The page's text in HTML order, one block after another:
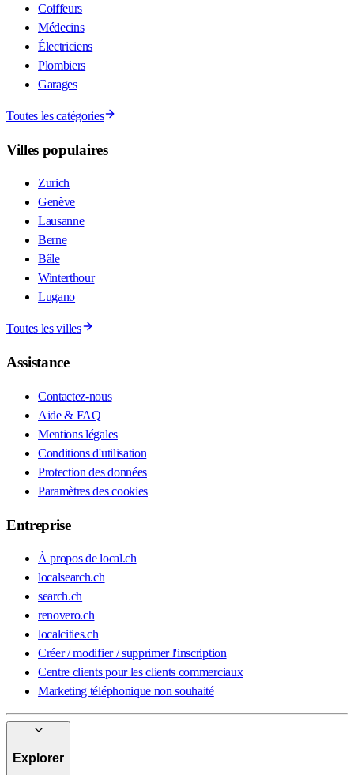
Coiffeurs
Médecins
Électriciens
Plombiers
Garages
Toutes les catégories
Villes populaires
Zurich
Genève
Lausanne
Berne
Bâle
Winterthour
Lugano
Toutes les villes
Assistance
Contactez-nous
Aide & FAQ
Mentions légales
Conditions d'utilisation
Protection des données
Paramètres des cookies
Entreprise
À propos de local.ch
localsearch.ch
search.ch
renovero.ch
localcities.ch
Créer / modifier / supprimer l'inscription
Centre clients pour les clients commerciaux
Marketing téléphonique non souhaité
Explorer